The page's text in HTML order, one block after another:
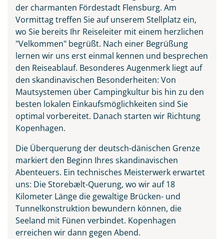
der charmanten Fördestadt Flensburg. Am
Vormittag treffen Sie auf unserem Stellplatz ein,
wo Sie bereits Ihr Reiseleiter mit einem herzlichen
"Velkommen" begrüßt. Nach einer Begrüßung
lernen wir uns erst einmal kennen und besprechen
den Reiseablauf. Besonderes Augenmerk liegt auf
den skandinavischen Besonderheiten: Von
Mautsystemen über Campingkultur bis hin zu den
besten lokalen Einkaufsmöglichkeiten sind Sie
optimal vorbereitet. Danach starten wir Richtung
Kopenhagen.
Die Überquerung der deutsch-dänischen Grenze
markiert den Beginn Ihres skandinavischen
Abenteuers. Ein technisches Meisterwerk erwartet
uns: Die Storebælt-Querung, wo wir auf 18
Kilometer Länge die gewaltige Brücken- und
Tunnelkonstruktion bewundern können, die
Seeland mit Fünen verbindet. Kopenhagen
erreichen wir dann gegen Abend.